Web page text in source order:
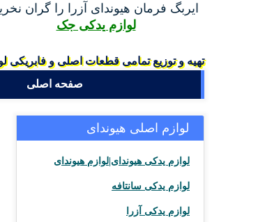
ایربگ فرمان هیوندای آزرا را گران
لوازم یدکی جک
تهیه و توزیع تمامی قطعات اصلی و فابریکی
صفحه اصلی
لوازم اصلی هیوندای
لوازم یدکی هیوندای|لوازم هیوندای
لوازم یدکی سانتافه
لوازم یدکی آزرا